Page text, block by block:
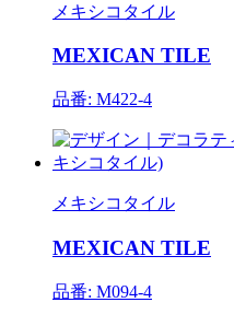
メキシコタイル
MEXICAN TILE
品番: M422-4
メキシコタイル
MEXICAN TILE
品番: M094-4